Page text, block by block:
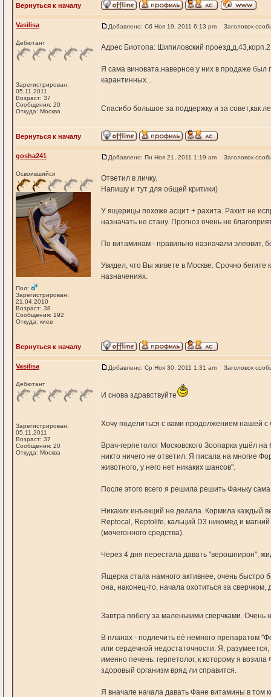
Вернуться к началу
Vasilisa
Дебютант
Зарегистрирован:
05.11.2011
Возраст: 37
Сообщения: 20
Откуда: Москва
Добавлено: Сб Ноя 19, 2011 6:13 pm Заголовок
Адрес Биотопа: Шипиловский проезд,д.43,корп.2
Я сама виновата,наверное:у них в продаже был
карантинных...
Спасибо большое за поддержку и за совет,как
Вернуться к началу
gosha241
Освоившийся
Пол:
Зарегистрирован:
21.04.2010
Возраст: 38
Сообщения: 192
Откуда: киев
Добавлено: Пн Ноя 21, 2011 1:19 am Заголовок
Ответил в личку.
Напишу и тут для общей критики)
У ящерицы похоже асцит + рахита. Рахит не
назначать не стану. Прогноз очень не
По витаминам - правильно назначали элеовит,
Увидел, что Вы живете в Москве. Срочно бегите
назначениях.
Вернуться к началу
Vasilisa
Дебютант
Зарегистрирован:
05.11.2011
Возраст: 37
Сообщения: 20
Откуда: Москва
Добавлено: Ср Ноя 30, 2011 1:31 am Заголовок
И снова здравствуйте
Хочу поделиться с вами продолжением нашей с
Врач-герпетолог Московского Зоопарка ушёл
никто ничего не ответил. Я писала на многие
животного, у него нет никаких шансов".
После этого всего я решила решить Фаньку
Никаких инъекций не делала. Кормила каждый
Reptocal, Reptolife, кальций D3 никомед и
(мочегонного средства).
Через 4 дня перестала давать "верошпирон",
Ящерка стала намного активнее, очень быстро
она, наконец-то, начала охотиться за
Завтра побегу за маленькими сверчками. Очень
В планах - подлечить её немного препаратом
или сердечной недостаточности. Я,
именно печень: герпетолог, к которому я
здоровый организм вряд ли справится.
Я вначале начала давать Фане витамины в том